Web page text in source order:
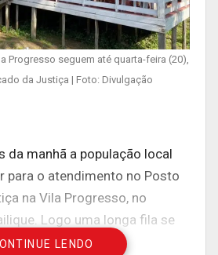
Progresso seguem até quarta-feira (20),
da Justiça | Foto: Divulgação
da manhã a população local
para o atendimento no Posto
na Vila Progresso, no
Logo uma longa fila se
dos diversos serviços
LENDO